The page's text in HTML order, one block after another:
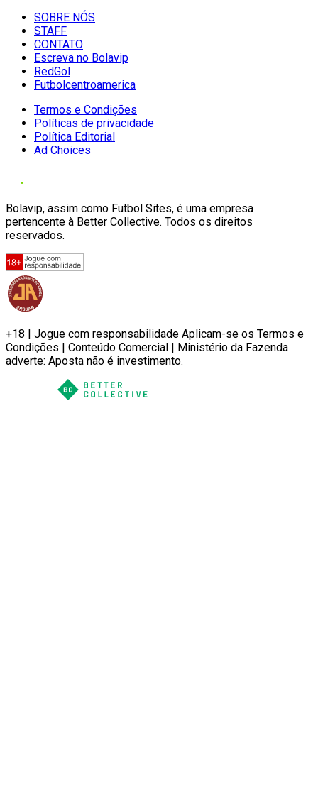
SOBRE NÓS
STAFF
CONTATO
Escreva no Bolavip
RedGol
Futbolcentroamerica
Termos e Condições
Políticas de privacidade
Política Editorial
Ad Choices
Bolavip, assim como Futbol Sites, é uma empresa
pertencente à Better Collective. Todos os direitos
reservados.
+18 | Jogue com responsabilidade Aplicam-se os Termos e
Condições | Conteúdo Comercial | Ministério da Fazenda
adverte: Aposta não é investimento.